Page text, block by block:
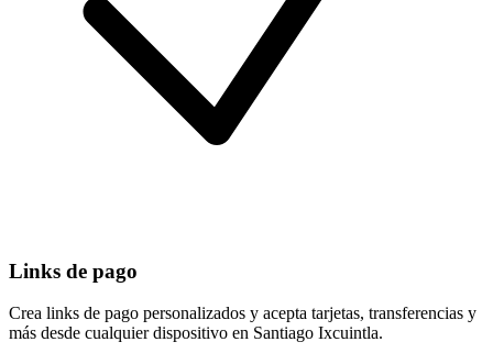
Links de pago
Crea links de pago personalizados y acepta tarjetas, transferencias y
más desde cualquier dispositivo en Santiago Ixcuintla.